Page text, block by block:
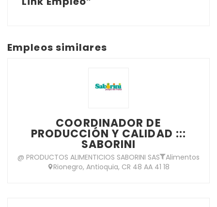
Empleos similares
COORDINADOR DE
PRODUCCIÓN Y CALIDAD :::
SABORINI
@ PRODUCTOS ALIMENTICIOS SABORINI SAS
Alimentos
Rionegro, Antioquia, CR 48 AA 41 18